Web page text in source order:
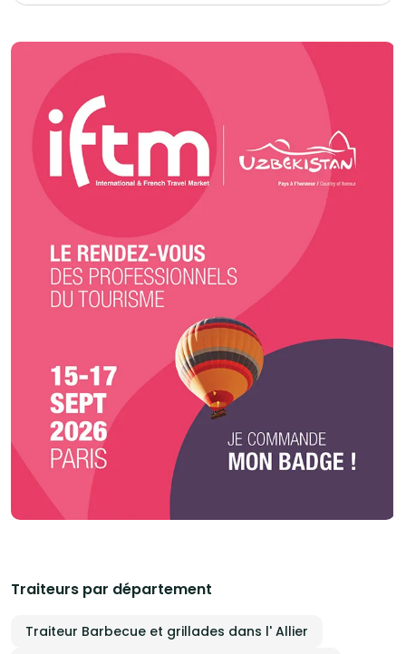
Traiteurs par département
Traiteur Barbecue et grillades dans l' Allier